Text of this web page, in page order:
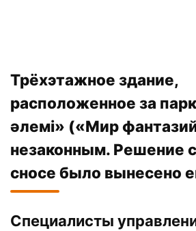
Трёхэтажное здание,
расположенное за
әлемі» («Мир
незаконным. Решение
сносе было вынесено
Специалисты